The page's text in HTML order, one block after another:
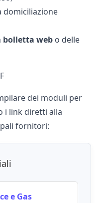
domiciliazione
bolletta web o delle
dei moduli per
i link diretti alla
fornitori:
e Gas